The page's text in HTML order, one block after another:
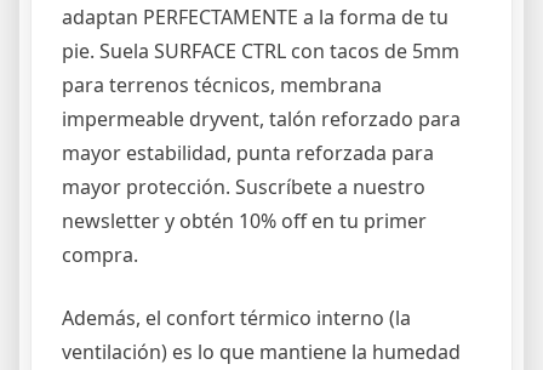
adaptan PERFECTAMENTE a la forma de tu
pie. Suela SURFACE CTRL con tacos de 5mm
para terrenos técnicos, membrana
impermeable dryvent, talón reforzado para
mayor estabilidad, punta reforzada para
mayor protección. Suscríbete a nuestro
newsletter y obtén 10% off en tu primer
compra.
Además, el confort térmico interno (la
ventilación) es lo que mantiene la humedad